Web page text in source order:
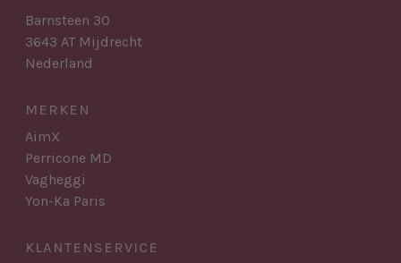
Barnsteen 30
3643 AT Mijdrecht
Nederland
MERKEN
AimX
Perricone MD
Vagheggi
Yon-Ka Paris
KLANTENSERVICE